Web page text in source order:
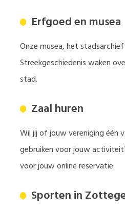
Erfgoed en musea
Onze musea, het
Streekgeschiedenis waken
stad.
Zaal huren
Wil jij of jouw vereniging één
gebruiken voor jouw
voor jouw online reservatie.
Sporten in